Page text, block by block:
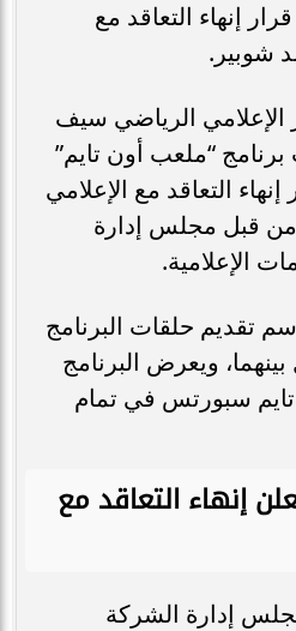
إنهاء التعاقد مع
شوبير.
الرياضي سيف
“ملعب أون تايم”
التعاقد مع الإعلامي
قبل مجلس إدارة
الإعلامية.
تقديم حلقات البرنامج
ويعرض البرنامج
سبورتس في تمام
إنهاء التعاقد مع
إدارة الشركة